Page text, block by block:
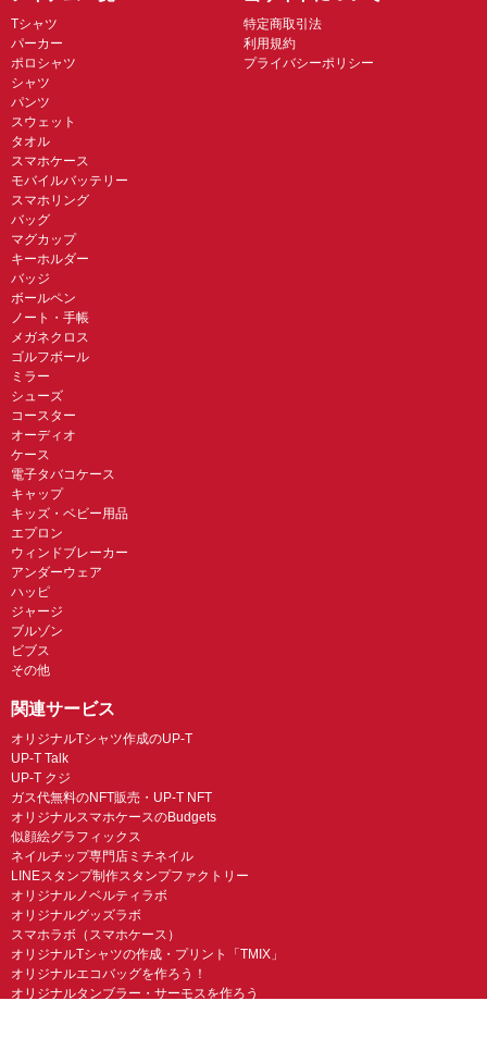
Tシャツ
パーカー
ポロシャツ
シャツ
パンツ
スウェット
タオル
スマホケース
モバイルバッテリー
スマホリング
バッグ
マグカップ
キーホルダー
バッジ
ボールペン
ノート・手帳
メガネクロス
ゴルフボール
ミラー
シューズ
コースター
オーディオ
ケース
電子タバコケース
キャップ
キッズ・ベビー用品
エプロン
ウィンドブレーカー
アンダーウェア
ハッピ
ジャージ
ブルゾン
ビブス
その他
特定商取引法
利用規約
プライバシーポリシー
関連サービス
オリジナルTシャツ作成のUP-T
UP-T Talk
UP-T クジ
ガス代無料のNFT販売・UP-T NFT
オリジナルスマホケースのBudgets
似顔絵グラフィックス
ネイルチップ専門店ミチネイル
LINEスタンプ制作スタンプファクトリー
オリジナルノベルティラボ
オリジナルグッズラボ
スマホラボ（スマホケース）
オリジナルTシャツの作成・プリント「TMIX」
オリジナルエコバッグを作ろう！
オリジナルタンブラー・サーモスを作ろう